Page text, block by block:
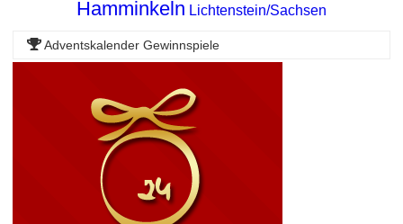
Hamminkeln Lichtenstein/Sachsen
Adventskalender Gewinnspiele